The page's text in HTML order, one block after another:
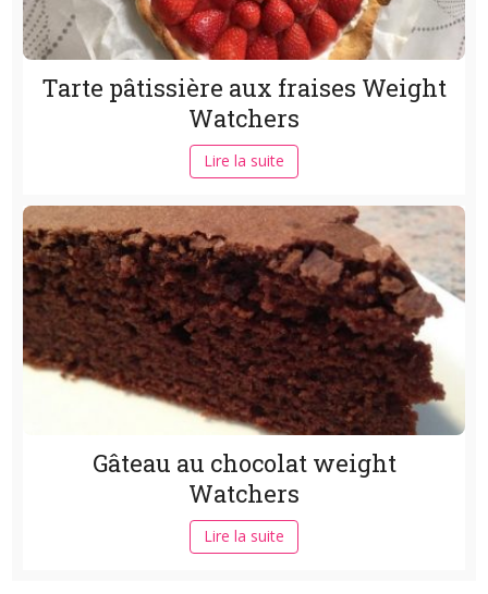
Tarte pâtissière aux fraises Weight
Watchers
Lire la suite
Gâteau au chocolat weight
Watchers
Lire la suite